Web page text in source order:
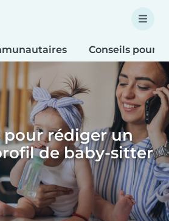
Conseils pour
pour rédiger un
de baby-sitter